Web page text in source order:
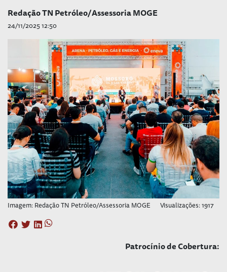
Redação TN Petróleo/Assessoria MOGE
24/11/2025 12:50
Imagem: Redação TN Petróleo/Assessoria MOGE Visualizações: 1917
Patrocínio de Cobertura: